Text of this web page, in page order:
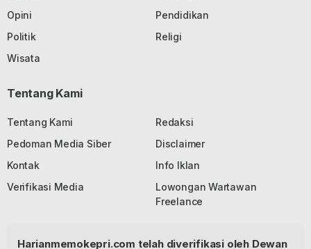
Opini
Pendidikan
Politik
Religi
Wisata
Tentang Kami
Tentang Kami
Redaksi
Pedoman Media Siber
Disclaimer
Kontak
Info Iklan
Verifikasi Media
Lowongan Wartawan
Freelance
Harianmemokepri.com telah diverifikasi oleh Dewan